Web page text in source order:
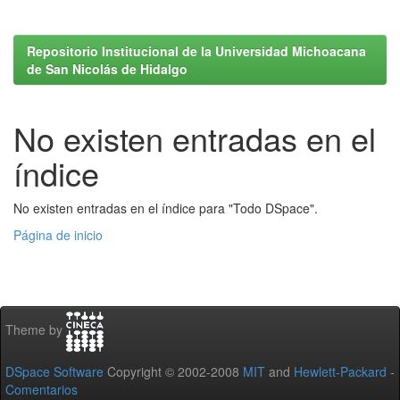
Repositorio Institucional de la Universidad Michoacana
de San Nicolás de Hidalgo
No existen entradas en el
índice
No existen entradas en el índice para "Todo DSpace".
Página de inicio
Theme by
DSpace Software Copyright © 2002-2008 MIT and Hewlett-Packard -
Comentarios